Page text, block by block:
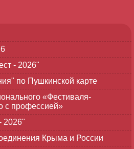
- 2026"
по Пушкинской карте
«Фестиваля-
с профессией»
2026"
Крыма и России